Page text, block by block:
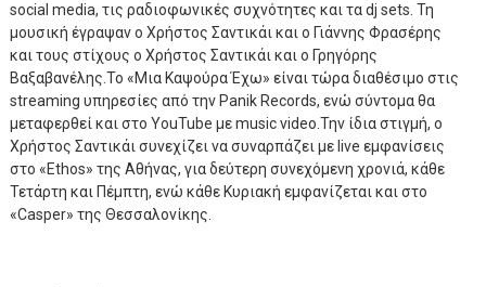
social media, τις ραδιοφωνικές συχνότητες και τα dj sets. Τη
μουσική έγραψαν ο Χρήστος Σαντικάι και ο Γιάννης Φρασέρης
και τους στίχους ο Χρήστος Σαντικάι και ο Γρηγόρης
Βαξαβανέλης.Το «Μια Καψούρα Έχω» είναι τώρα διαθέσιμο στις
streaming υπηρεσίες από την Panik Records, ενώ σύντομα θα
μεταφερθεί και στο YouTube με music video.Την ίδια στιγμή, ο
Χρήστος Σαντικάι συνεχίζει να συναρπάζει με live εμφανίσεις
στο «Ethos» της Αθήνας, για δεύτερη συνεχόμενη χρονιά, κάθε
Τετάρτη και Πέμπτη, ενώ κάθε Κυριακή εμφανίζεται και στο
«Casper» της Θεσσαλονίκης.